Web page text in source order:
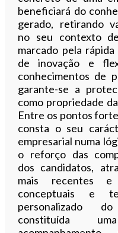
beneficiará do
gerado, retirando
no seu contexto
marcado pela
de inovação e
conhecimentos de
garante-se a
como propriedade
Entre os pontos
consta o seu
empresarial numa
o reforço das
dos candidatos,
mais recentes e
conceptuais e
personalizado
constituída